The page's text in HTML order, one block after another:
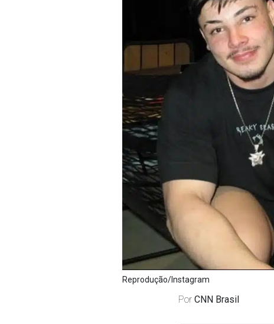
Reprodução/Instagram
Por CNN Brasil